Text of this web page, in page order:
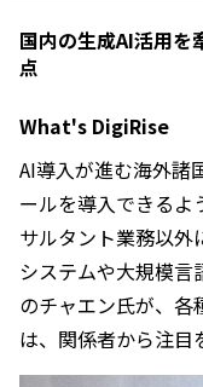
国内の生成AI活用を
点
What's DigiRise
AI導入が進む海外諸
ールを導入できるよ
サルタント業務以外
システムや大規模言
のチャエン氏が、各
は、関係者から注目